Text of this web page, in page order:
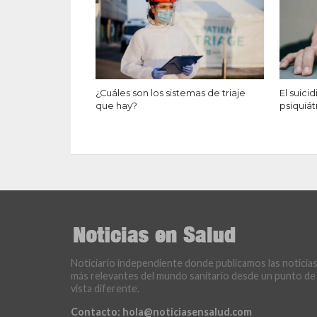
¿Cuáles son los sistemas de triaje
que hay?
El
Noticiario independiente donde publicamos las noticias
más relevantes del mundo sanitario desde un punto de
vista diferente.
Contacto: hola@noticiasensalud.com